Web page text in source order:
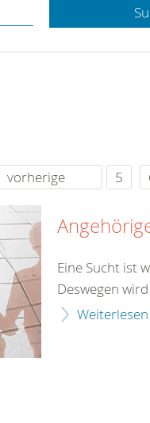
Hotline.
gerne.
rund um die Uhr
vorherige
5
Eine Sucht ist
Deswegen
Weiterlesen